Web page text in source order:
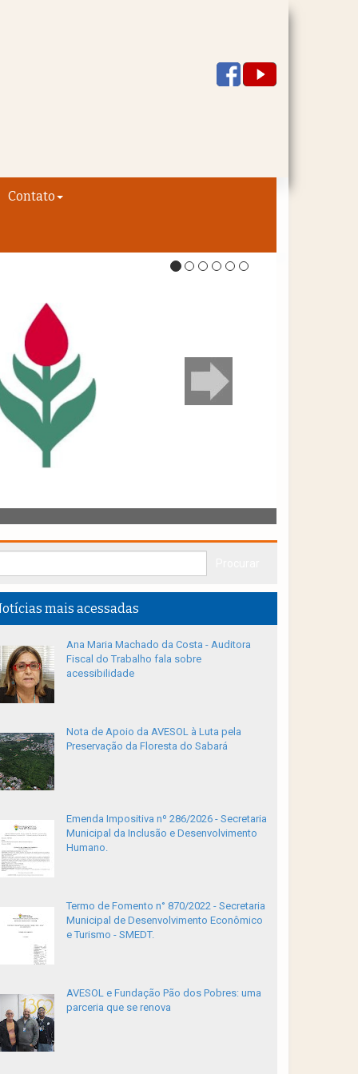
Contato
mais acessadas
Ana Maria Machado da Costa - Auditora
Fiscal do Trabalho fala sobre
acessibilidade
Nota de Apoio da AVESOL à Luta pela
Preservação da Floresta do Sabará
Emenda Impositiva nº 286/2026 - Secretaria
Municipal da Inclusão e Desenvolvimento
Humano.
Termo de Fomento n° 870/2022 - Secretaria
Municipal de Desenvolvimento Econômico
e Turismo - SMEDT.
AVESOL e Fundação Pão dos Pobres: uma
parceria que se renova